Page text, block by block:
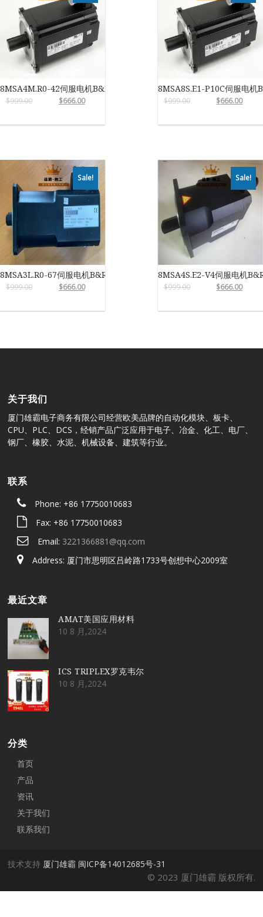
8MSA4M.R0-42伺服电机B&R
$999.00 $666.00
8MSA8S.E1-P10C伺服电机
$999.00 $666.00
Sale!
8MSA3L.R0-67伺服电机B&R
$999.00 $666.00
Sale!
8MSA4S.E2-V4伺服电机
$999.00 $666.00
关于我们
厦门雄霸电子商务有限公司经营欧美品牌的自动化模块、板卡、
CPU、PLC、DCS，经销产品广泛应用于电子、冶金、化工、电厂、
钢厂、橡胶、水泥、机械设备、建筑等行业。
联系
Phone: +86 17750010683
Fax: +86 17750010683
Email: 3221366881@qq.com
Address: 厦门市思明区吕岭路1733号创想中心2009室
最近文章
AMAT美国应用材料
10 8 月,2024
ICS TRIPLEX罗克韦尔
10 8 月,2024
分类
首页
产品
资讯
关于我们
联系我们
技术支持 厦门雄霸 闽ICP备14012685号-31
© 2023 厦门雄霸 版权所有.